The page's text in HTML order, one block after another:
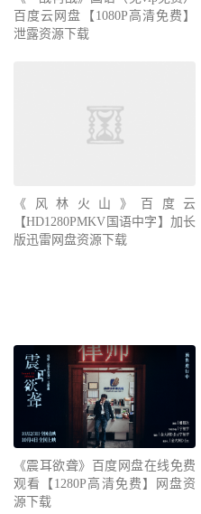
百度云网盘【1080P高清免费】
泄露资源下载
《风林火山》百度云
【HD1280PMKV国语中字】加长
版迅雷网盘资源下载
《震耳欲聋》百度网盘在线免费
观看【1280P高清免费】网盘资
源下载